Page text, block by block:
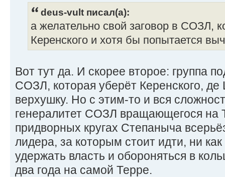
deus-vult писал(а):
а желательно свой заговор в СОЗЛ,
Керенского и хотя бы попытается
Вот тут да. И скорее второе: группа
СОЗЛ, которая уберёт Керенского,
верхушку. Но с этим-то и вся
генералитет СОЗЛ вращающегося на
придворных кругах Степаныча
лидера, за которым стоит идти, ни
удержать власть и обороняться в
два года на самой Терре.